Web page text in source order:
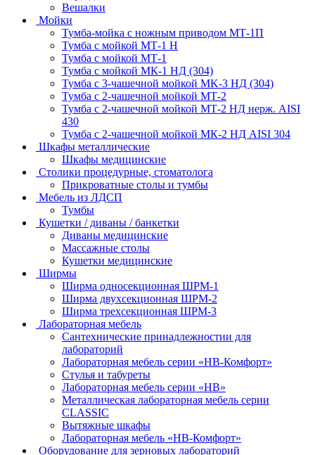
Вешалки
Мойки
Тумба-мойка с ножным приводом МТ-1П
Тумба с мойкой МТ-1 Н
Тумба с мойкой МТ-1
Тумба с мойкой МК-1 НД (304)
Тумба с 3-чашечной мойкой МK-3 НД (304)
Тумба с 2-чашечной мойкой МТ-2
Тумба с 2-чашечной мойкой МТ-2 НД нерж. AISI
430
Тумба с 2-чашечной мойкой МК-2 НД AISI 304
Шкафы металлические
Шкафы медицинские
Столики процедурные, стоматолога
Прикроватные столы и тумбы
Мебель из ЛДСП
Тумбы
Кушетки / диваны / банкетки
Диваны медицинские
Массажные столы
Кушетки медицинские
Ширмы
Ширма односекционная ШРМ-1
Ширма двухсекционная ШРМ-2
Ширма трехсекционная ШРМ-3
Лабораторная мебель
Сантехнические принадлежностии для
лабораторий
Лабораторная мебель серии «НВ-Комфорт»
Стулья и табуреты
Лабораторная мебель серии «НВ»
Металлическая лабораторная мебель серии
CLASSIC
Вытяжные шкафы
Лабораторная мебель «НВ-Комфорт»
Оборудование для зерновых лабораторий